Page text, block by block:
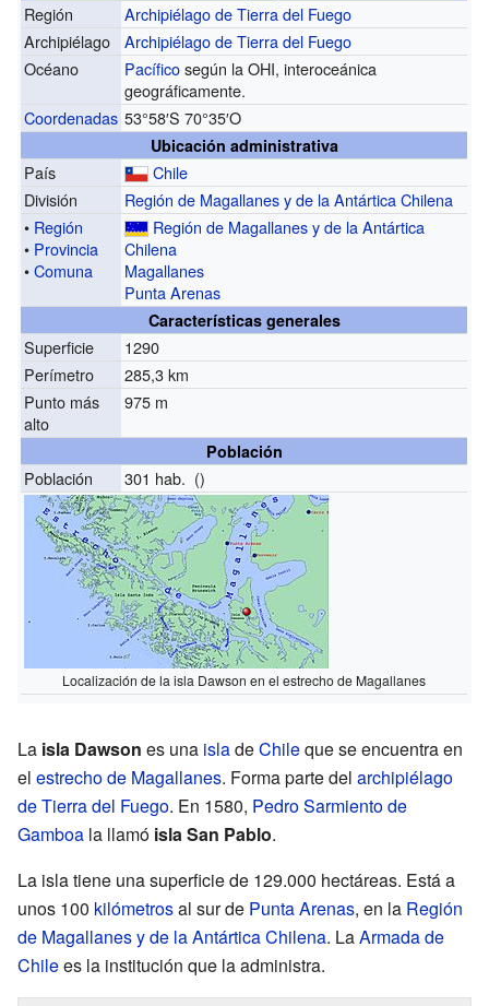
Región
Archipiélago de Tierra del Fuego
Archipiélago
Archipiélago de Tierra del Fuego
Océano
Pacíficosegún la OHI, interoceánica
geográficamente.
Coordenadas 53°58′S 70°35′O
Ubicación administrativa
País
Chile
División
Región de Magallanes y de la Antártica Chilena
• Región
• Provincia
•Comuna
Región de Magallanes y de la Antártica
Chilena
Magallanes
Punta Arenas
Características generales
Superficie
1290
Perímetro
285,3 km
Punto más
alto
975 m
Población
Población 301 hab. ()
Localización de la isla Dawson en el estrecho de Magallanes
La isla Dawson es una isladeChileque se encuentra en
el estrecho de Magallanes. Forma parte del archipiélago
de Tierra del Fuego. En 1580, Pedro Sarmiento de
Gamboa la llamó isla San Pablo.
La isla tiene una superficie de 129.000 hectáreas. Está a
unos 100 kilómetrosal sur de Punta Arenas, en la Región
de Magallanes y de la Antártica Chilena. LaArmada de
Chilees la institución que la administra.